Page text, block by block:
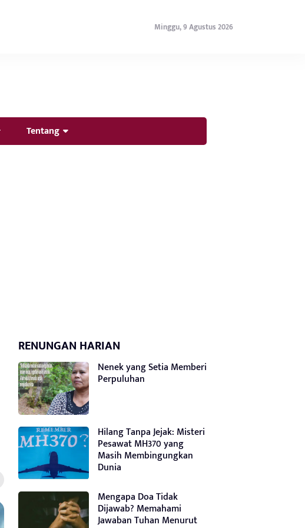
Minggu, 9 Agustus 2026
Tentang
RENUNGAN HARIAN
Nenek yang Setia Memberi
Perpuluhan
Hilang Tanpa Jejak: Misteri
Pesawat MH370 yang
Masih Membingungkan
Dunia
Mengapa Doa Tidak
Dijawab? Memahami
Jawaban Tuhan Menurut